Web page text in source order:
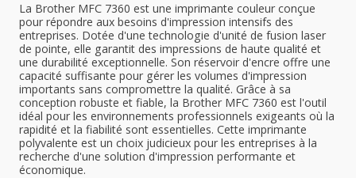
La Brother MFC 7360 est une imprimante couleur conçue
pour répondre aux besoins d'impression intensifs des
entreprises. Dotée d'une technologie d'unité de fusion laser
de pointe, elle garantit des impressions de haute qualité et
une durabilité exceptionnelle. Son réservoir d'encre offre une
capacité suffisante pour gérer les volumes d'impression
importants sans compromettre la qualité. Grâce à sa
conception robuste et fiable, la Brother MFC 7360 est l'outil
idéal pour les environnements professionnels exigeants où la
rapidité et la fiabilité sont essentielles. Cette imprimante
polyvalente est un choix judicieux pour les entreprises à la
recherche d'une solution d'impression performante et
économique.